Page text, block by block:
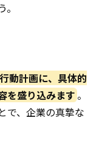
動計画に、具体的
を盛り込みます 。
で、企業の真摯な